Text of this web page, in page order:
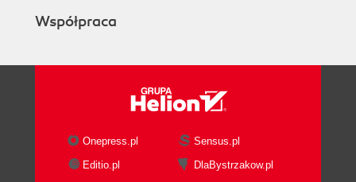
Wyświetlanie podglądu strony w przeglądarce (94)
Podstawy projektowania stron internetowych (100)
Tworzenie miniatur i schematów (102)
Przegląd ukończonego projektu (106)
Zmiana gotowego szablonu CSS (106)
Wstawianie grafiki w tle nagłówka (109)
Współpraca
Onepress.pl
Sensus.pl
Editio.pl
DlaBystrzakow.pl